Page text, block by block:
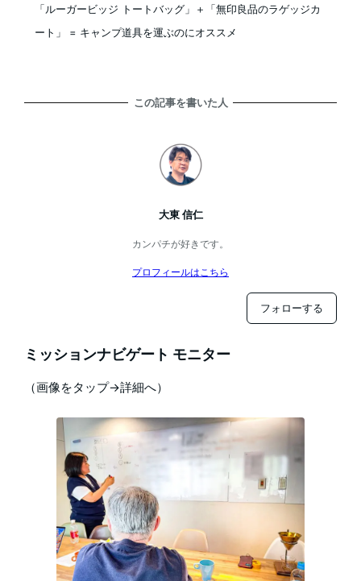
「ルーガービッジ トートバッグ」＋「無印良品のラゲッジカ
ート」 = キャンプ道具を運ぶのにオススメ
この記事を書いた人
大東 信仁
カンパチが好きです。
プロフィールはこちら
フォローする
ミッションナビゲート モニター
（画像をタップ→詳細へ）